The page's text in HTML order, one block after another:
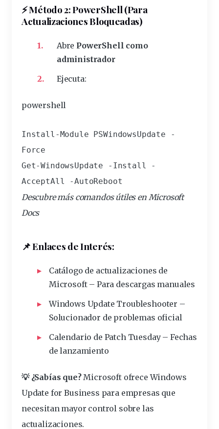
⚡ Método 2: PowerShell (Para
Actualizaciones Bloqueadas)
Abre PowerShell como
administrador
Ejecuta:
powershell
Install-Module PSWindowsUpdate -
Force
Get-WindowsUpdate -Install -
AcceptAll -AutoReboot
Descubre más comandos útiles en Microsoft
Docs
📌 Enlaces de Interés:
Catálogo de actualizaciones de
Microsoft– Para descargas manuales
Windows Update Troubleshooter –
Solucionador de problemas oficial
Calendario de Patch Tuesday– Fechas
de lanzamiento
💡 ¿Sabías que?Microsoft ofreceWindows
Update for Business para empresas que
necesitan mayor control sobre las
actualizaciones.